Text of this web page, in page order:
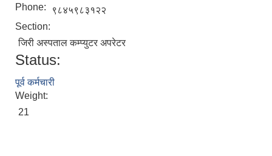
Phone:
९८४५९८३१२२
Section:
जिरी अस्पताल कम्प्युटर अपरेटर
Status:
पूर्व कर्मचारी
Weight:
21